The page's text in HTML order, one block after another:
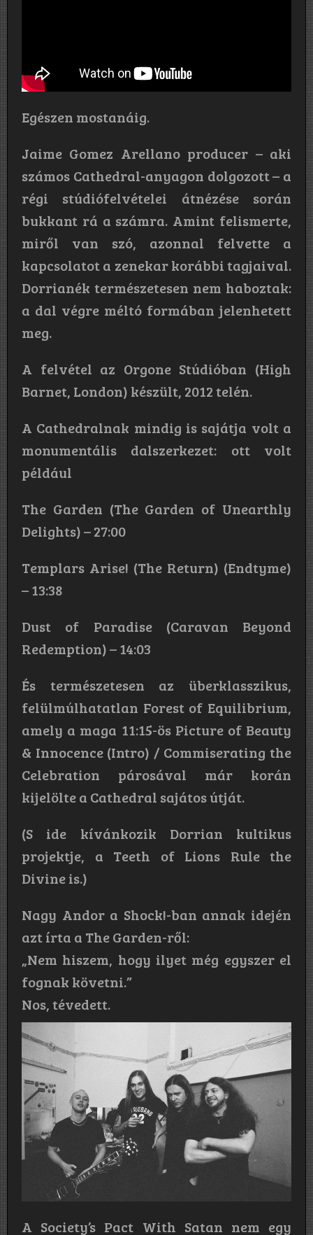
Egészen mostanáig.
Jaime Gomez Arellano producer – aki
számos Cathedral-anyagon dolgozott – a
régi stúdiófelvételei átnézése során
bukkant rá a számra. Amint felismerte,
miről van szó, azonnal felvette a
kapcsolatot a zenekar korábbi tagjaival.
Dorrianék természetesen nem haboztak:
a dal végre méltó formában jelenhetett
meg.
A felvétel az Orgone Stúdióban (High
Barnet, London) készült, 2012 telén.
A Cathedralnak mindig is sajátja volt a
monumentális dalszerkezet: ott volt
például
The Garden (The Garden of Unearthly
Delights) – 27:00
Templars Arise! (The Return) (Endtyme)
– 13:38
Dust of Paradise (Caravan Beyond
Redemption) – 14:03
És természetesen az überklasszikus,
felülmúlhatatlan Forest of Equilibrium,
amely a maga 11:15-ös Picture of Beauty
& Innocence (Intro) / Commiserating the
Celebration párosával már korán
kijelölte a Cathedral sajátos útját.
(S ide kívánkozik Dorrian kultikus
projektje, a Teeth of Lions Rule the
Divine is.)
Nagy Andor a Shock!-ban annak idején
azt írta a The Garden-ről:
„Nem hiszem, hogy ilyet még egyszer el
fognak követni.”
Nos, tévedett.
A Society’s Pact With Satan nem egy